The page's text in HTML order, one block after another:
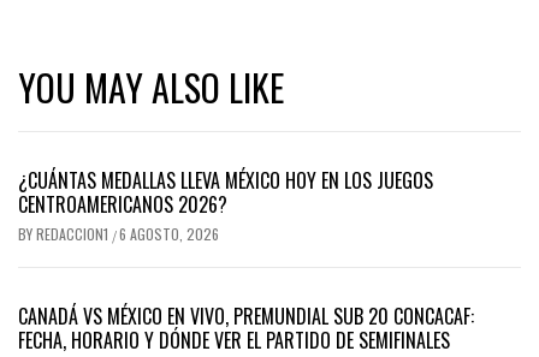
YOU MAY ALSO LIKE
¿CUÁNTAS MEDALLAS LLEVA MÉXICO HOY EN LOS JUEGOS
CENTROAMERICANOS 2026?
BYREDACCION1 /6 AGOSTO, 2026
CANADÁ VS MÉXICO EN VIVO, PREMUNDIAL SUB 20 CONCACAF:
FECHA, HORARIO Y DÓNDE VER EL PARTIDO DE SEMIFINALES